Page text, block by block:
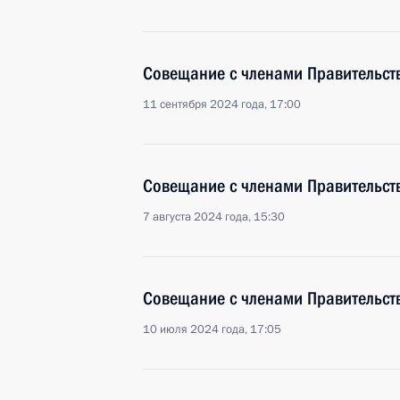
Совещание с членами
11 сентября 2024 года, 17:00
Совещание с членами
7 августа 2024 года, 15:30
Совещание с членами
10 июля 2024 года, 17:05